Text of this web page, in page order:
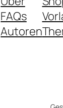
FAQs
Autoren